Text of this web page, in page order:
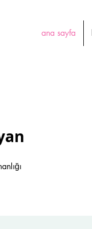
ana sayfa